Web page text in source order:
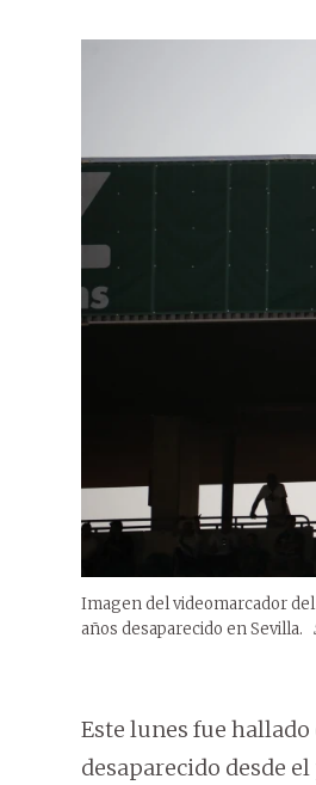
Imagen del videomarcador
años desaparecido en Sevilla.
Este lunes fue
desaparecido desde